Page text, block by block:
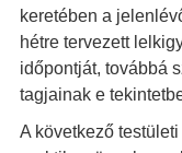
keretében a
hétre tervezett
időpontját, továbbá
tagjainak e
A következő